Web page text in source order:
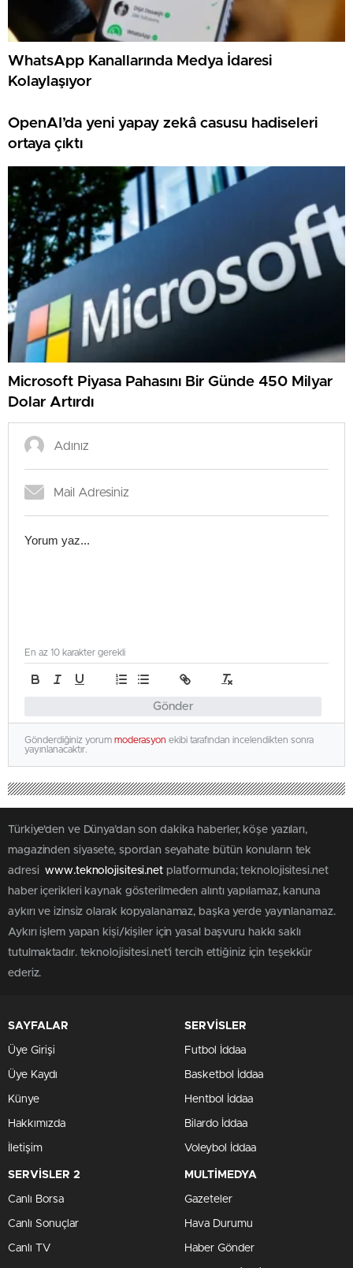
WhatsApp Kanallarında Medya İdaresi
Kolaylaşıyor
OpenAI’da yeni yapay zekâ casusu hadiseleri
ortaya çıktı
Microsoft Piyasa Pahasını Bir Günde 450 Milyar
Dolar Artırdı
Gönder
En az 10 karakter gerekli
Gönderdiğiniz yorum moderasyon ekibi tarafından incelendikten sonra
yayınlanacaktır.
Türkiye'den ve Dünya’dan son dakika haberler, köşe yazıları,
magazinden siyasete, spordan seyahate bütün konuların tek
adresiwww.teknolojisitesi.netplatformunda; teknolojisitesi.net
haber içerikleri kaynak gösterilmeden alıntı yapılamaz, kanuna
aykırı ve izinsiz olarak kopyalanamaz, başka yerde yayınlanamaz.
Aykırı işlem yapan kişi/kişiler için yasal başvuru hakkı saklı
tutulmaktadır. teknolojisitesi.net'i tercih ettiğiniz için teşekkür
ederiz.
SAYFALAR
Üye Girişi
Üye Kaydı
Künye
Hakkımızda
İletişim
SERVİSLER
Futbol İddaa
Basketbol İddaa
Hentbol İddaa
Bilardo İddaa
Voleybol İddaa
SERVİSLER 2
Canlı Borsa
Canlı Sonuçlar
Canlı TV
MULTİMEDYA
Gazeteler
Hava Durumu
Haber Gönder